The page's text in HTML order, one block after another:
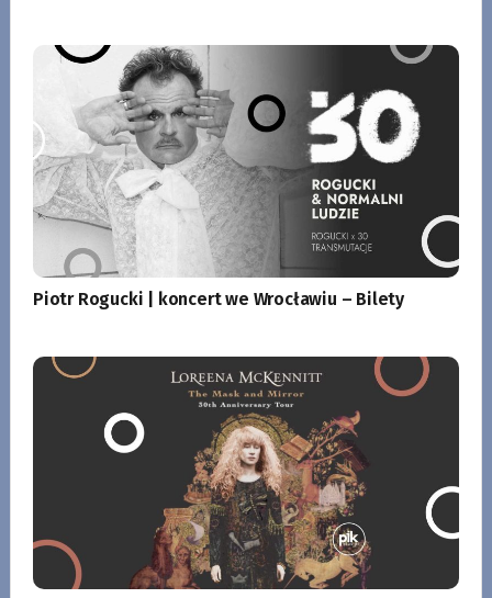
Piotr Rogucki | koncert we Wrocławiu – Bilety